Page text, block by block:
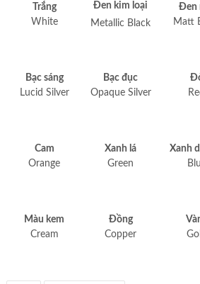
Trắng
White
Đen kim loại
Metallic Black
Đen
Matt
Bạc sáng
Lucid Silver
Bạc đục
Opaque Silver
Cam
Orange
Xanh lá
Green
Xanh
Màu kem
Cream
Đồng
Copper